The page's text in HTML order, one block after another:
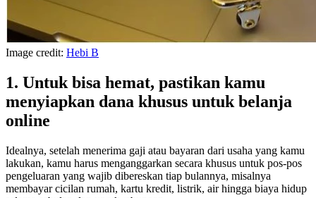
Image credit: Hebi B
1. Untuk bisa hemat, pastikan kamu
menyiapkan dana khusus untuk belanja
online
Idealnya, setelah menerima gaji atau bayaran dari usaha yang kamu
lakukan, kamu harus menganggarkan secara khusus untuk pos-pos
pengeluaran yang wajib dibereskan tiap bulannya, misalnya
membayar cicilan rumah, kartu kredit, listrik, air hingga biaya hidup